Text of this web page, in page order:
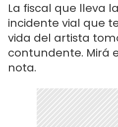
La fiscal que lleva
incidente vial que
vida del artista
contundente. Mirá
nota.